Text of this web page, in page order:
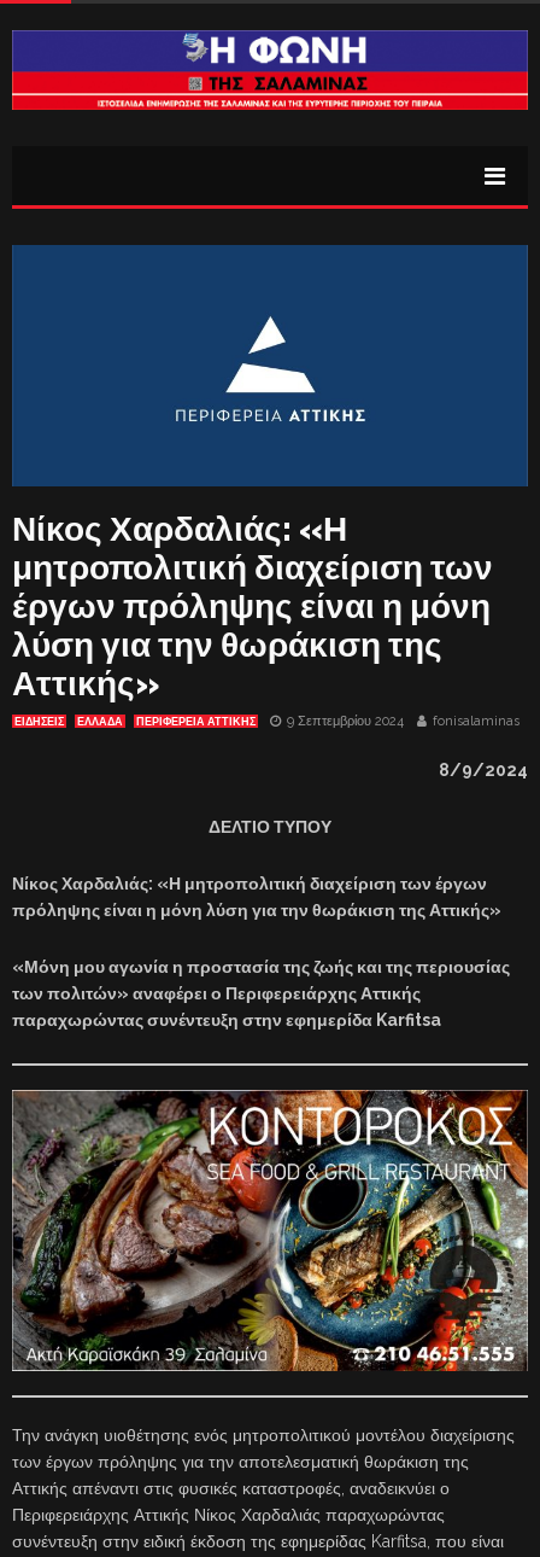
Νίκος Χαρδαλιάς: «Η
μητροπολιτική διαχείριση των
έργων πρόληψης είναι η μόνη
λύση για την θωράκιση της
Αττικής»
ΕΙΔΗΣΕΙΣ ΕΛΛΑΔΑ ΠΕΡΙΦΕΡΕΙΑ ΑΤΤΙΚΗΣ 9 Σεπτεμβρίου 2024 fonisalaminas
8/9/2024
ΔΕΛΤΙΟ ΤΥΠΟΥ
Νίκος Χαρδαλιάς: «Η μητροπολιτική διαχείριση των έργων
πρόληψης είναι η μόνη λύση για την θωράκιση της Αττικής»
«Μόνη μου αγωνία η προστασία της ζωής και της περιουσίας
των πολιτών» αναφέρει ο Περιφερειάρχης Αττικής
παραχωρώντας συνέντευξη στην εφημερίδα Karfitsa
Την ανάγκη υιοθέτησης ενός μητροπολιτικού μοντέλου διαχείρισης
των έργων πρόληψης για την αποτελεσματική θωράκιση της
Αττικής απέναντι στις φυσικές καταστροφές, αναδεικνύει ο
Περιφερειάρχης Αττικής Νίκος Χαρδαλιάς παραχωρώντας
συνέντευξη στην ειδική έκδοση της εφημερίδας Karfitsa, που είναι